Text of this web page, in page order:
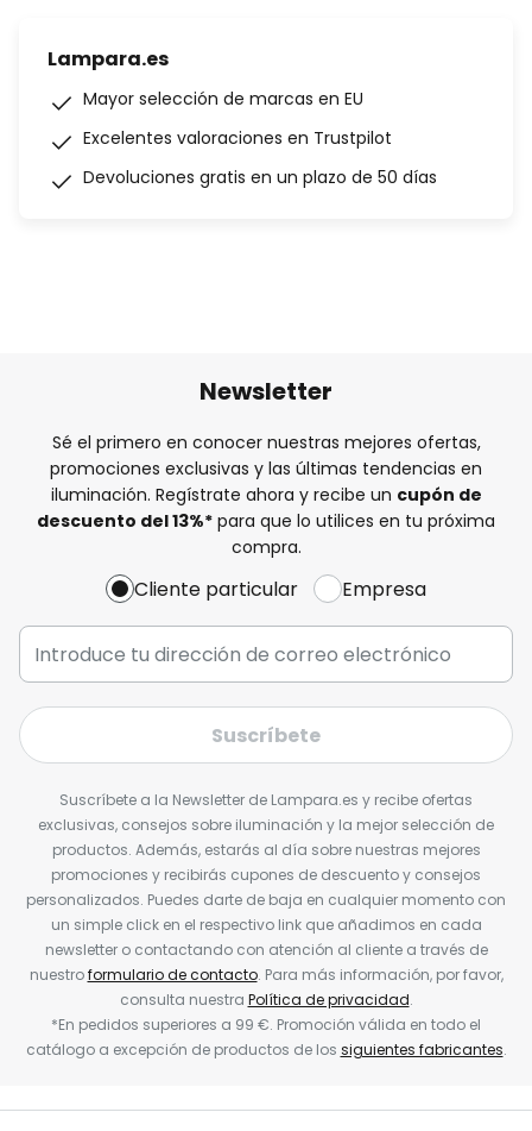
Lampara.es
Mayor selección de marcas en EU
Excelentes valoraciones en Trustpilot
Devoluciones gratis en un plazo de 50 días
Newsletter
Sé el primero en conocer nuestras mejores ofertas,
promociones exclusivas y las últimas tendencias en
iluminación. Regístrate ahora y recibe un cupón de
descuento del13%* para que lo utilices en tu próxima
compra.
Cliente particular Empresa
Suscríbete
Suscríbete a la Newsletter de Lampara.es y recibe ofertas
exclusivas, consejos sobre iluminación y la mejor selección de
productos. Además, estarás al día sobre nuestras mejores
promociones y recibirás cupones de descuento y consejos
personalizados. Puedes darte de baja en cualquier momento con
un simple click en el respectivo link que añadimos en cada
newsletter o contactando con atención al cliente a través de
nuestroformulario de contacto. Para más información, por favor,
consulta nuestra Política de privacidad.
*En pedidos superiores a 99 €. Promoción válida en todo el
catálogo a excepción de productos de los siguientes fabricantes.